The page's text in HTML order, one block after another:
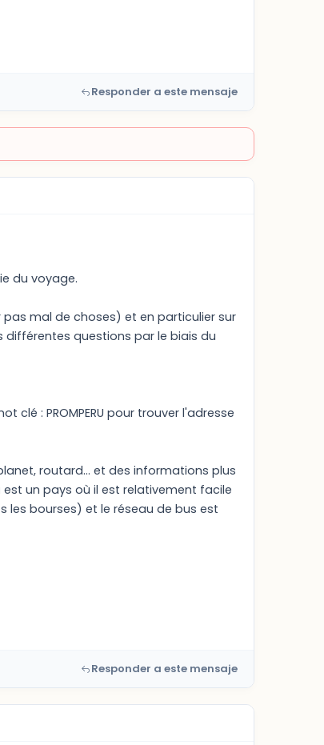
Responder a este mensaje
du voyage.
mal de choses) et en particulier sur
questions par le biais du
: PROMPERU pour trouver l'adresse
routard... et des informations plus
est un pays où il est relativement facile
les bourses) et le réseau de bus est
Responder a este mensaje